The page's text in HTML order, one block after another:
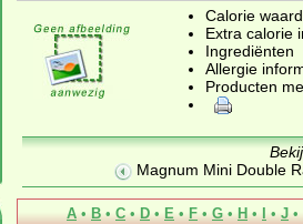
Calorie
Extra calorie
Ingrediënten
Allergie
Producten
Magnum Mini Double
A • B • C • D • E • F • G • H • I • J •